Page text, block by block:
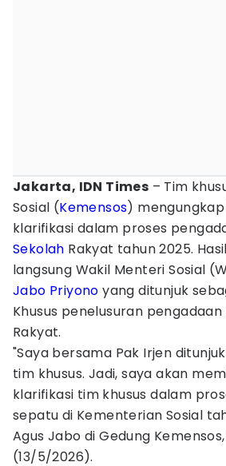
Jakarta, IDN Times – Tim
Sosial (Kemensos)
klarifikasi dalam proses
Sekolah Rakyat tahun 2025.
langsung Wakil Menteri Sosial
Jabo Priyono yang ditunjuk
Khusus penelusuran
Rakyat.
"Saya bersama Pak Irjen
tim khusus. Jadi, saya akan
klarifikasi tim khusus dalam
sepatu di Kementerian Sosial
Agus Jabo di Gedung
(13/5/2026).